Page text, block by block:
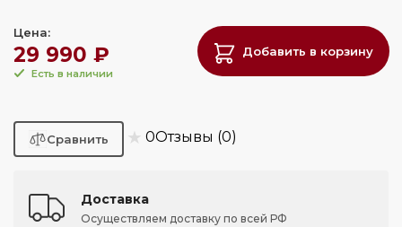
Цена:
29 990 ₽
Есть в наличии
Добавить в корзину
★ 0Отзывы (0)
Доставка
Осуществляем доставку по всей РФ